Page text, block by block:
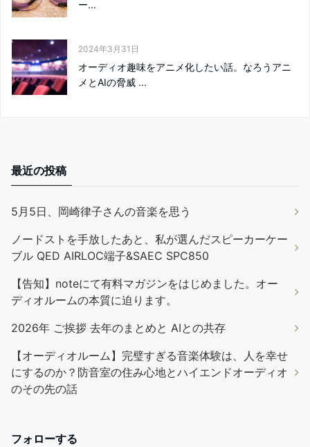
ー...
2024年3月31日
オーディオ趣味をアニメ化したい話。なろうアニ
メとAIの脅威 ...
最近の投稿
5月5日、岡崎律子さんの音楽を思う
ノードストを手放したあと、私が選んだスピーカーケー
ブル QED AIRLOC端子&SAEC SPC850
【告知】noteにて有料マガジンをはじめました。オー
ディオルームの本質に迫ります。
2026年 ご挨拶 去年のまとめと AIとの共存
【オーディオルーム】完璧すぎる音楽体験は、人を幸せ
にするのか？防音室の住み心地とハイエンドオーディオ
のその先の話
フォローする